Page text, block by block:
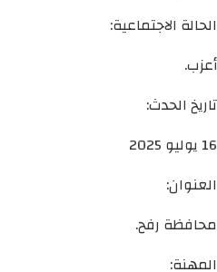
الحالة الاجتماعية:
أعزب.
تاريخ الحدث:
16 يوليو 2025
العنوان:
محافظة رفح.
المهنة: